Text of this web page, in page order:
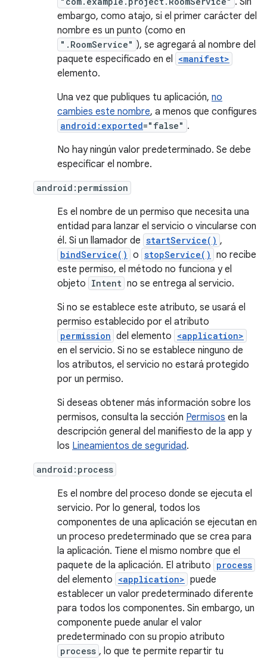
embargo, como atajo, si el primer carácter del
nombre es un punto (como en
".RoomService" ), se agregará al nombre del
paquete especificado en el <manifest>
elemento.
Una vez que publiques tu aplicación, no
cambies este nombre, a menos que configures
android:exported="false" .
No hay ningún valor predeterminado. Se debe
especificar el nombre.
android:permission
Es el nombre de un permiso que necesita una
entidad para lanzar el servicio o vincularse con
él. Si un llamador de startService() ,
bindService() o stopService() no recibe
este permiso, el método no funciona y el
objeto Intent no se entrega al servicio.
Si no se establece este atributo, se usará el
permiso establecido por el atributo
permission del elemento <application>
en el servicio. Si no se establece ninguno de
los atributos, el servicio no estará protegido
por un permiso.
Si deseas obtener más información sobre los
permisos, consulta la sección Permisos en la
descripción general del manifiesto de la app y
los Lineamientos de seguridad.
android:process
Es el nombre del proceso donde se ejecuta el
servicio. Por lo general, todos los
componentes de una aplicación se ejecutan en
un proceso predeterminado que se crea para
la aplicación. Tiene el mismo nombre que el
paquete de la aplicación. El atributo process
del elemento <application> puede
establecer un valor predeterminado diferente
para todos los componentes. Sin embargo, un
componente puede anular el valor
predeterminado con su propio atributo
process , lo que te permite repartir tu